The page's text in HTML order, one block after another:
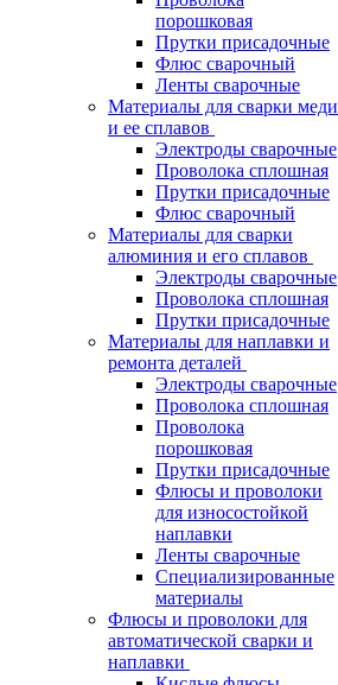
порошковая
Прутки присадочные
Флюс сварочный
Ленты сварочные
Материалы для сварки меди
и ее сплавов
Электроды сварочные
Проволока сплошная
Прутки присадочные
Флюс сварочный
Материалы для сварки
алюминия и его сплавов
Электроды сварочные
Проволока сплошная
Прутки присадочные
Материалы для наплавки и
ремонта деталей
Электроды сварочные
Проволока сплошная
Проволока
порошковая
Прутки присадочные
Флюсы и проволоки
для износостойкой
наплавки
Ленты сварочные
Специализированные
материалы
Флюсы и проволоки для
автоматической сварки и
наплавки